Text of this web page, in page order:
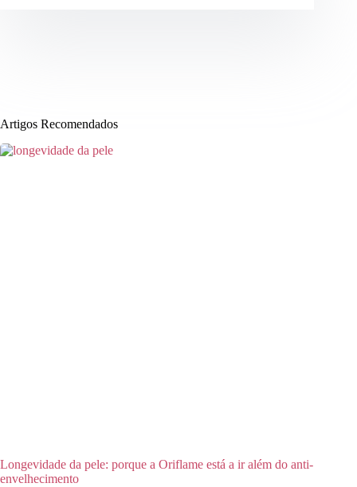
Artigos Recomendados
Longevidade da pele: porque a Oriflame está a ir além do anti-
envelhecimento